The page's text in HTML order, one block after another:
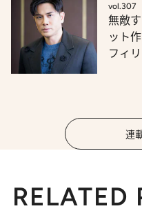
vol.307
無敵
ット
フィ
連
RELATED